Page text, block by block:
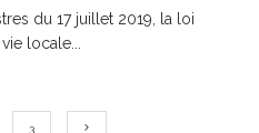
du 17 juillet 2019, la loi
vie locale
3